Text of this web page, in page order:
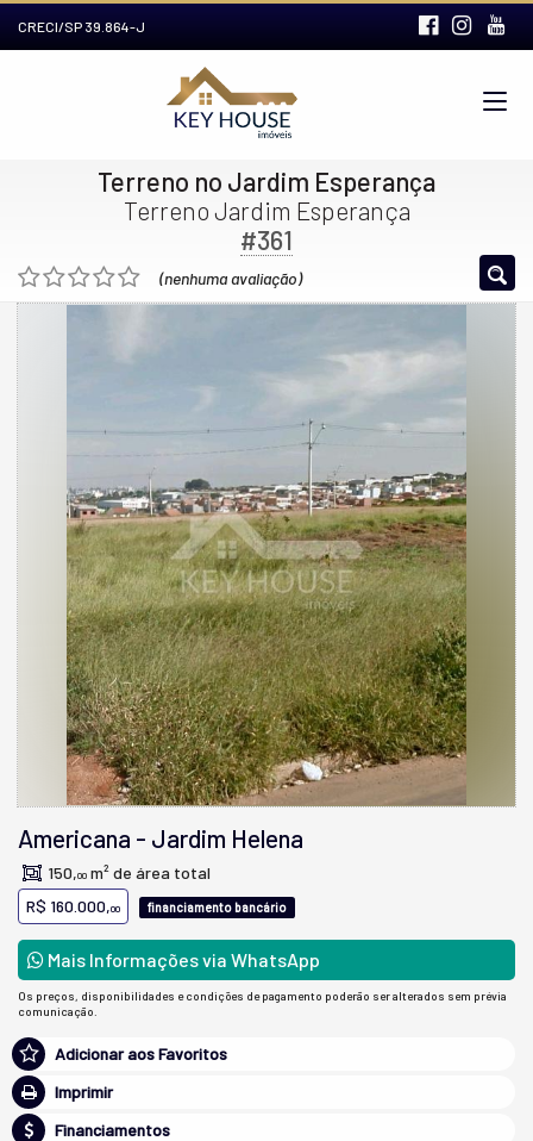
CRECI/SP 39.864-J
Terreno no Jardim Esperança
Terreno Jardim Esperança
#361
(nenhuma avaliação)
Americana - Jardim Helena
150,00 m² de área total
R$ 160.000,00 financiamento bancário
Mais Informações via WhatsApp
Os preços, disponibilidades e condições de pagamento poderão ser alterados sem prévia
comunicação.
Adicionar aos Favoritos
Imprimir
Financiamentos